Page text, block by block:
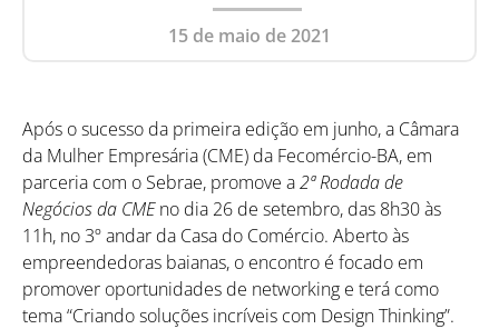
15 de maio de 2021
Após o sucesso da primeira edição em junho, a Câmara
da Mulher Empresária (CME) da Fecomércio-BA, em
parceria com o Sebrae, promove a2ª Rodada de
Negócios da CMEno dia 26 de setembro, das 8h30 às
11h, no 3º andar da Casa do Comércio. Aberto às
empreendedoras baianas, o encontro é focado em
promover oportunidades de networking e terá como
tema “Criando soluções incríveis com Design Thinking”.